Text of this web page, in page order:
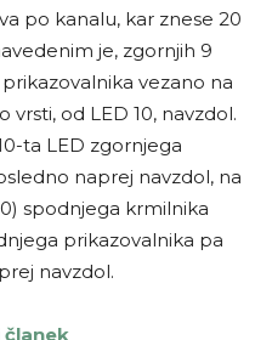
po kanalu, kar znese 20
je, zgornjih 9
vezano na
vrsti, od LED 10, navzdol.
ta LED zgornjega
naprej navzdol, na
spodnjega krmilnika
prikazovalnika pa
navzdol.
članek